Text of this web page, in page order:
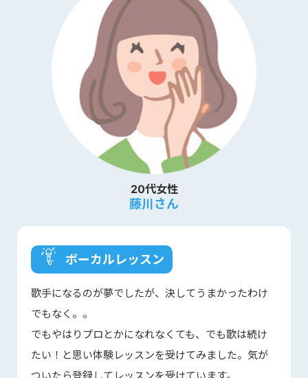
20代女性
藤川さん
ボーカルレッスン
歌手になるのが夢でしたが、決してうまかったわけ
でもなく。。
でもやはりプロとかになれなくても、でも歌は続け
たい！と思い体験レッスンを受けてみました。気が